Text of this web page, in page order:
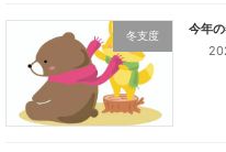
光熱費にも配慮して、財
ご提供しております。
冬支度